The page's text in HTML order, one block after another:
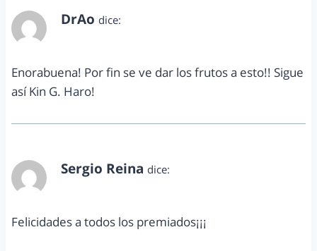
DrAo dice:
Enorabuena! Por fin se ve dar los frutos a esto!! Sigue
así Kin G. Haro!
Sergio Reina dice:
Felicidades a todos los premiados¡¡¡